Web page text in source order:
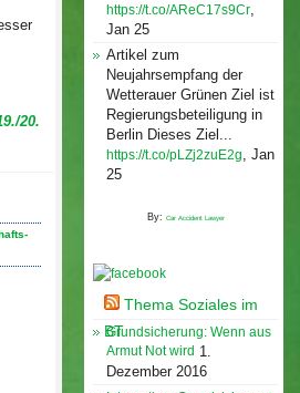
https://t.co/AReC17s9Cr,
Jan 25
Artikel zum
Neujahrsempfang der
Wetterauer Grünen Ziel ist
Regierungsbeteiligung in
Berlin Dieses Ziel...
https://t.co/pLZj2zuE2g, Jan
25
By: Car Accident Lawyer
Thema Soziales im
BT
Grundsicherung: Wenn aus
Armut Not wird 1.
Dezember 2016
20.